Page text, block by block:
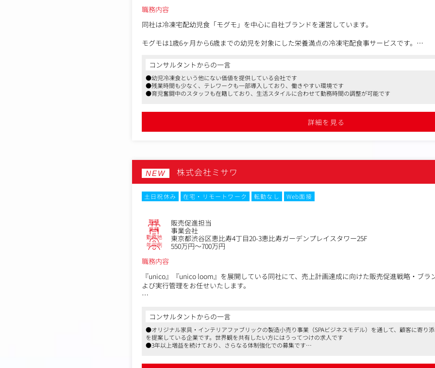
・改善施策提案・実行
・効果測定
・キャンペーン施策企画
・各施策の効果測定および、次回の打ち手の検討・実行
＜本ポジションの魅力＞
・裁量の大きさ
・マーケティング業務としての幅の広さ
商圏分析、販促企画、効果検証、店舗戦略まで一気通貫で担当できます。
・店舗（現場）に近いマーケティング
職務内容
同社は冷凍宅配幼児食「モグモ」を中心に自社ブランドを運営しています。
モグモは1歳6ヶ月から6歳までの幼児を対象にした栄養満点の冷凍宅配食事サービスです。
家族の成長を支えるライフスタイルブランドです。
＜お任せするお仕事＞
既存ブランドだけではなく、今後複数の新ブランドの立ち上げを予定しており、CRMやマーケテ
上に求められるフェーズに入っています。
お客様の声に耳を傾け、行動を観察し、次の一手を企画していく。そんな「関係づくりのプロ」
・購買、閲覧、行動データの分析と施策への反映
・F2転換、アップセル、離脱防止などの改善提案と実行
・メルマガの文章作成やキャンペーン訴求の設計
・ユーザーインタビューや定性調査の設計、実施
・他チーム（CS/商品企画/デザイン）との連携とプロジェクト推進
コンサルタントからの一言
●幼児冷凍食という他にない価値を提供している会社です
●残業時間も少なく、テレワークも一部導入しており、働きやすい環境です
●育児奮闘中のスタッフも在籍しており、生活スタイルに合わせて勤務時間の調整が可能です
詳細を見る
NEW 株式会社ミサワ
土日祝休み 在宅・リモートワーク 転勤なし
Web面接
職種 販売促進担当
業種 事業会社
勤務地 東京都渋谷区恵比寿4丁目20-3恵比寿ガーデンプレイスタワー25F
年収例
550万円～700万円
職務内容
『unico』『unico loom』を展開している同社にて、売上計画達成に向けた販売促進戦略・ブラ
よび実行管理をお任せいたします。
・自社メディア、SNS、広告、CRM等のデジタルマーケティング全般
・店舗における販促戦略の立案と、それにまつわる制作物のディレクション
・社内関係部署との調整や進行管理等
・スタッフのマネジメント
コンサルタントからの一言
●オリジナル家具・インテリアファブリックの製造小売り事業（SPAビジネスモデル）を通して、顧客に寄り
を提案している企業です。世界観を共有したい方にはうってつけの求人です
●3年以上増益を続けており、さらなる体制強化での募集です